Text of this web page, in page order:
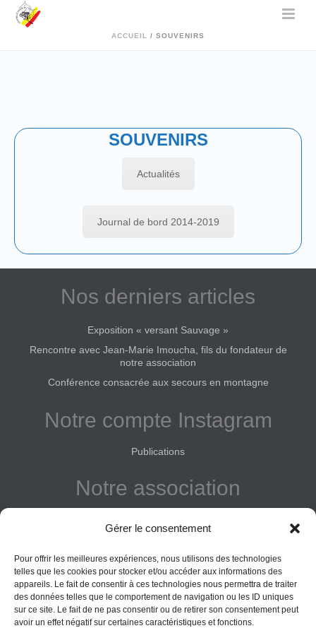
Gérer le consentement
Pour offrir les meilleures expériences, nous utilisons des technologies
telles que les cookies pour stocker et/ou accéder aux informations des
appareils. Le fait de consentir à ces technologies nous permettra de traiter
des données telles que le comportement de navigation ou les ID uniques
sur ce site. Le fait de ne pas consentir ou de retirer son consentement peut
avoir un effet négatif sur certaines caractéristiques et fonctions.
ACCUEIL / SOUVENIRS
SOUVENIRS
Actualités
Journal de bord 2014-2019
Nos derniers articles
Exposition « versant Sauvage »
Rencontre avec Jean-Marie Imoucha, fils du fondateur de
notre association
Conférence consacrée aux secours en montagne
Notre compte Instagram
Publications
Notre association
Donner
Vos obligations